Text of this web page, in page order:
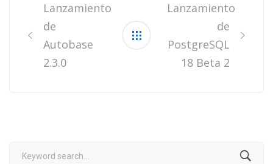
Lanzamiento
de
Autobase
2.3.0
Lanzamiento
de
PostgreSQL
18 Beta 2